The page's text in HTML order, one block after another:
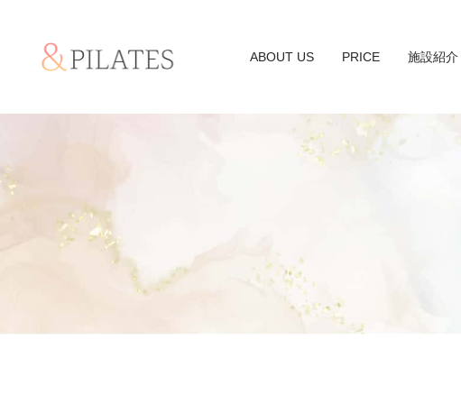
ABOUT US PRICE 施設紹介